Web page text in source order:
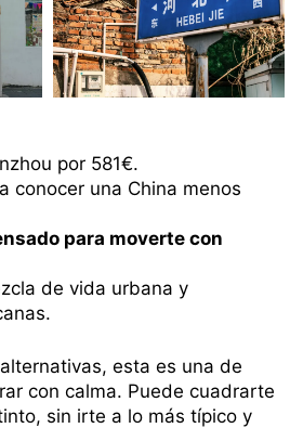
por 581€.
conocer una China menos
para moverte con
de vida urbana y
esta es una de
con calma. Puede cuadrarte
sin irte a lo más típico y